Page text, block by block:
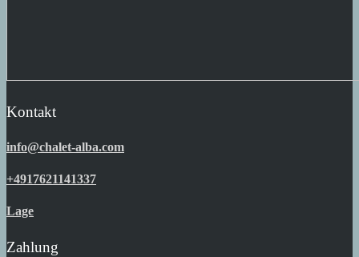
Kontakt
info@chalet-alba.com
+4917621141337
Lage
Zahlung